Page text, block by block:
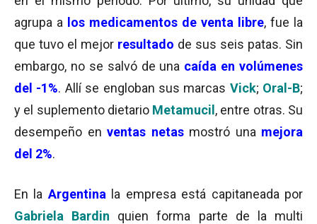
agrupa a
los medicamentos de venta libre, fue la
que tuvo el mejor resultado de sus seis patas. Sin
embargo, no se salvó de una caída en volúmenes
del -1%. Allí se engloban sus marcas Vick; Oral-B;
y el suplemento dietario Metamucil , entre otras. Su
desempeño en ventas netas mostró una mejora
del 2%.
En la Argentina la empresa está capitaneada por
Gabriela Bardin quien forma parte de la multi